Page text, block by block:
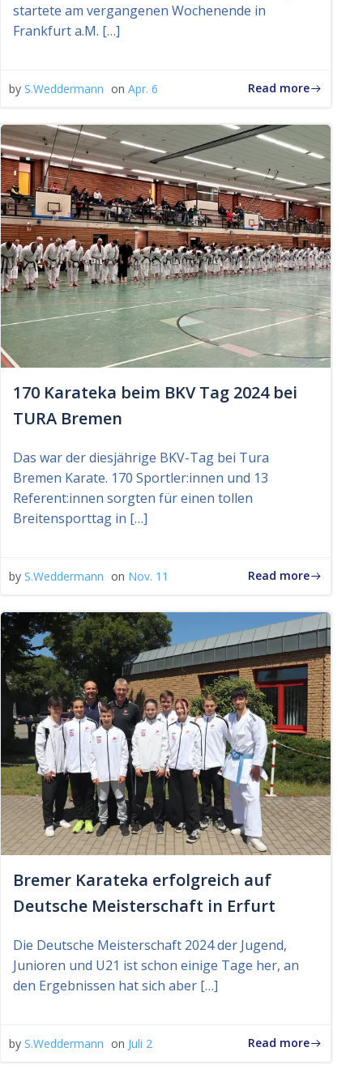
startete am vergangenen Wochenende in
Frankfurt a.M. […]
by S.Weddermann on Apr. 6 Read more
170 Karateka beim BKV Tag 2024 bei
TURA Bremen
Das war der diesjährige BKV-Tag bei Tura
Bremen Karate. 170 Sportler:innen und 13
Referent:innen sorgten für einen tollen
Breitensporttag in […]
by S.Weddermann on Nov. 11 Read more
Bremer Karateka erfolgreich auf
Deutsche Meisterschaft in Erfurt
Die Deutsche Meisterschaft 2024 der Jugend,
Junioren und U21 ist schon einige Tage her, an
den Ergebnissen hat sich aber […]
by S.Weddermann on Juli 2 Read more